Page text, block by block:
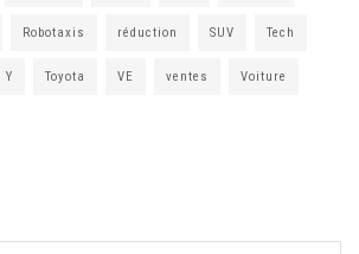
Robotaxis réduction SUV Tech
Y Toyota VE ventes Voiture